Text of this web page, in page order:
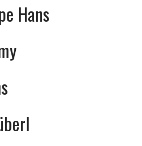
Hans